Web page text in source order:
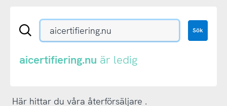
Sök
eller
Sök
aicertifiering.nu är ledig
Här hittar du våra återförsäljare .